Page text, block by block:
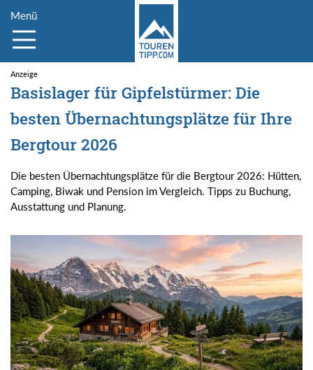
Menü
Basislager für Gipfelstürmer: Die
besten Übernachtungsplätze für Ihre
Bergtour 2026
Die besten Übernachtungsplätze für die Bergtour 2026: Hütten,
Camping, Biwak und Pension im Vergleich. Tipps zu Buchung,
Ausstattung und Planung.